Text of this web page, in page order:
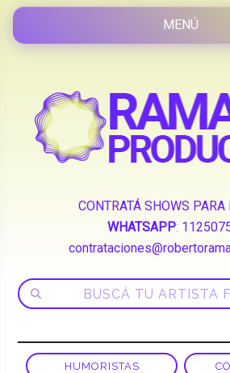
CONTRATÁ SHOWS PARA
WHATSAPP:
HUMORISTAS